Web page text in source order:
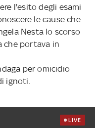
l'esito degli esami
le cause che
Nesta lo scorso
che portava in
per omicidio
ignoti.
LIVE